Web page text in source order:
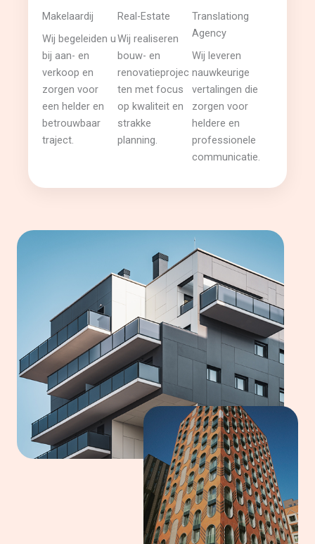
Makelaardij
Wij begeleiden u
bij aan- en
verkoop en
zorgen voor
een helder en
betrouwbaar
traject.
Real-Estate
Wij realiseren
bouw- en
renovatieprojec
ten met focus
op kwaliteit en
strakke
planning.
Translationg
Agency
Wij leveren
nauwkeurige
vertalingen die
zorgen voor
heldere en
professionele
communicatie.